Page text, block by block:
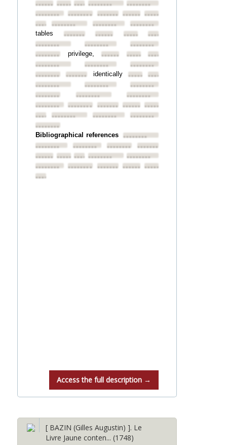
••••••••••••••••••••••••••••••••
••••••••
••••••••
•••••••• •••••••• ••••••••••••••••
•••••••••••••••• ••••••••
••••••••
tables •••••••• •••••••• •••••••• ••••••••
••••••••
••••••••
••••••••
•••••••• privilege, •••••••• ••••••••••••••••
••••••••
••••••••
••••••••
••••••••
•••••••• identically ••••••••••••••••
••••••••
••••••••
••••••••
••••••••
••••••••
••••••••
••••••••
•••••••• •••••••• ••••••••••••••••
•••••••••••••••• ••••••••
••••••••
••••••••
Bibliographical references ••••••••
••••••••
•••••••• ••••••••
••••••••
••••••••••••••••••••••••••••••••
••••••••
••••••••
•••••••• •••••••• ••••••••••••••••
••••••••
Access the full description →
[ BAZIN (Gilles Augustin) ]. Le
Livre Jaune conten... (1748)